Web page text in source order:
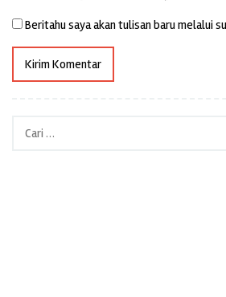
Beritahu saya akan tulisan baru melalui